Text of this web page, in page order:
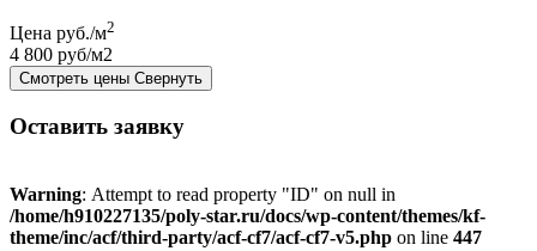
Цена руб./м2
4 800 руб/м2
Смотреть цены Свернуть
Оставить заявку
Warning : Attempt to read property "ID" on null in
/home/h910227135/poly-star.ru/docs/wp-content/themes/kf-
theme/inc/acf/third-party/acf-cf7/acf-cf7-v5.php on line 447